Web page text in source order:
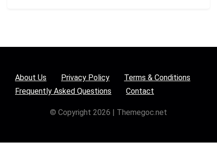
About Us Privacy Policy
Terms & Conditions
Frequently Asked Questions
Contact
© Copyright 2026 | Themegoc.net